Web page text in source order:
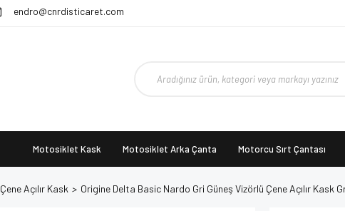
endro@cnrdisticaret.com
Motosiklet Kask Motosiklet Arka Çanta Motorcu Sırt Çantası
Çene Açılır Kask Origine Delta Basic Nardo Gri Güneş Vizörlü Çene Açılır Kask